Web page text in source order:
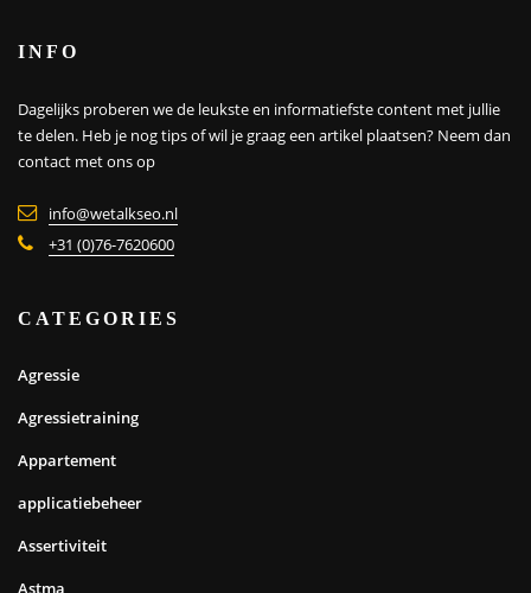
INFO
Dagelijks proberen we de leukste en informatiefste content met jullie
te delen. Heb je nog tips of wil je graag een artikel plaatsen? Neem dan
contact met ons op
info@wetalkseo.nl
+31 (0)76-7620600
CATEGORIES
Agressie
Agressietraining
Appartement
applicatiebeheer
Assertiviteit
Astma